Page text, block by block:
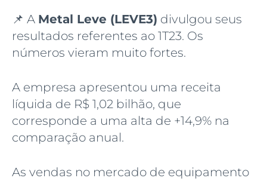
📌 A Metal Leve (LEVE3) divulgou seus
resultados referentes ao 1T23. Os
números vieram muito fortes.
A empresa apresentou uma receita
líquida de R$ 1,02 bilhão, que
corresponde a uma alta de +14,9% na
comparação anual.
As vendas no mercado de equipamento